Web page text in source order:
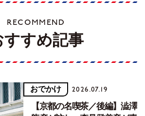
RECOMMEND
すすめ記事
おでかけ 2026.07.19
【京都の名喫茶／後編】澁澤